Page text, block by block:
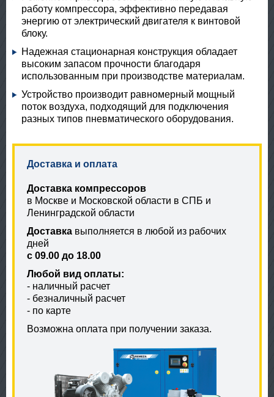
работу компрессора, эффективно передавая
энергию от электрический двигателя к винтовой
блоку.
Надежная стационарная конструкция обладает
высоким запасом прочности благодаря
использованным при производстве материалам.
Устройство производит равномерный мощный
поток воздуха, подходящий для подключения
разных типов пневматического оборудования.
Доставка и оплата
Доставка компрессоров
в Москве и Московской области в СПБ и
Ленинградской области
Доставка выполняется в любой из рабочих
дней
с 09.00 до 18.00
Любой вид оплаты:
- наличный расчет
- безналичный расчет
- по карте
Возможна оплата при получении заказа.